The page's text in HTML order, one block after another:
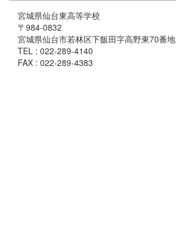
宮城県仙台東高等学校
〒984-0832
宮城県仙台市若林区下飯田字高野東70番地
TEL : 022-289-4140
FAX : 022-289-4383